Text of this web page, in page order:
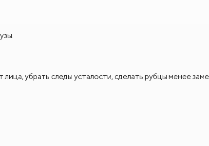
убрать следы усталости, сделать рубцы менее